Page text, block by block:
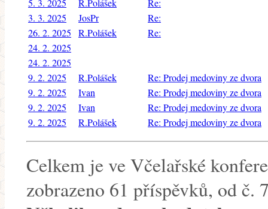
5. 3. 2025
R.Polášek
Re:
3. 3. 2025
JosPr
Re:
26. 2. 2025
R.Polášek
Re:
24. 2. 2025
24. 2. 2025
9. 2. 2025
R.Polášek
Re: Prodej medoviny ze dvora
9. 2. 2025
Ivan
Re: Prodej medoviny ze dvora
9. 2. 2025
Ivan
Re: Prodej medoviny ze dvora
9. 2. 2025
R.Polášek Re: Prodej medoviny ze dvora
Celkem je ve Včelařské
zobrazeno 61 příspěvků, od č.